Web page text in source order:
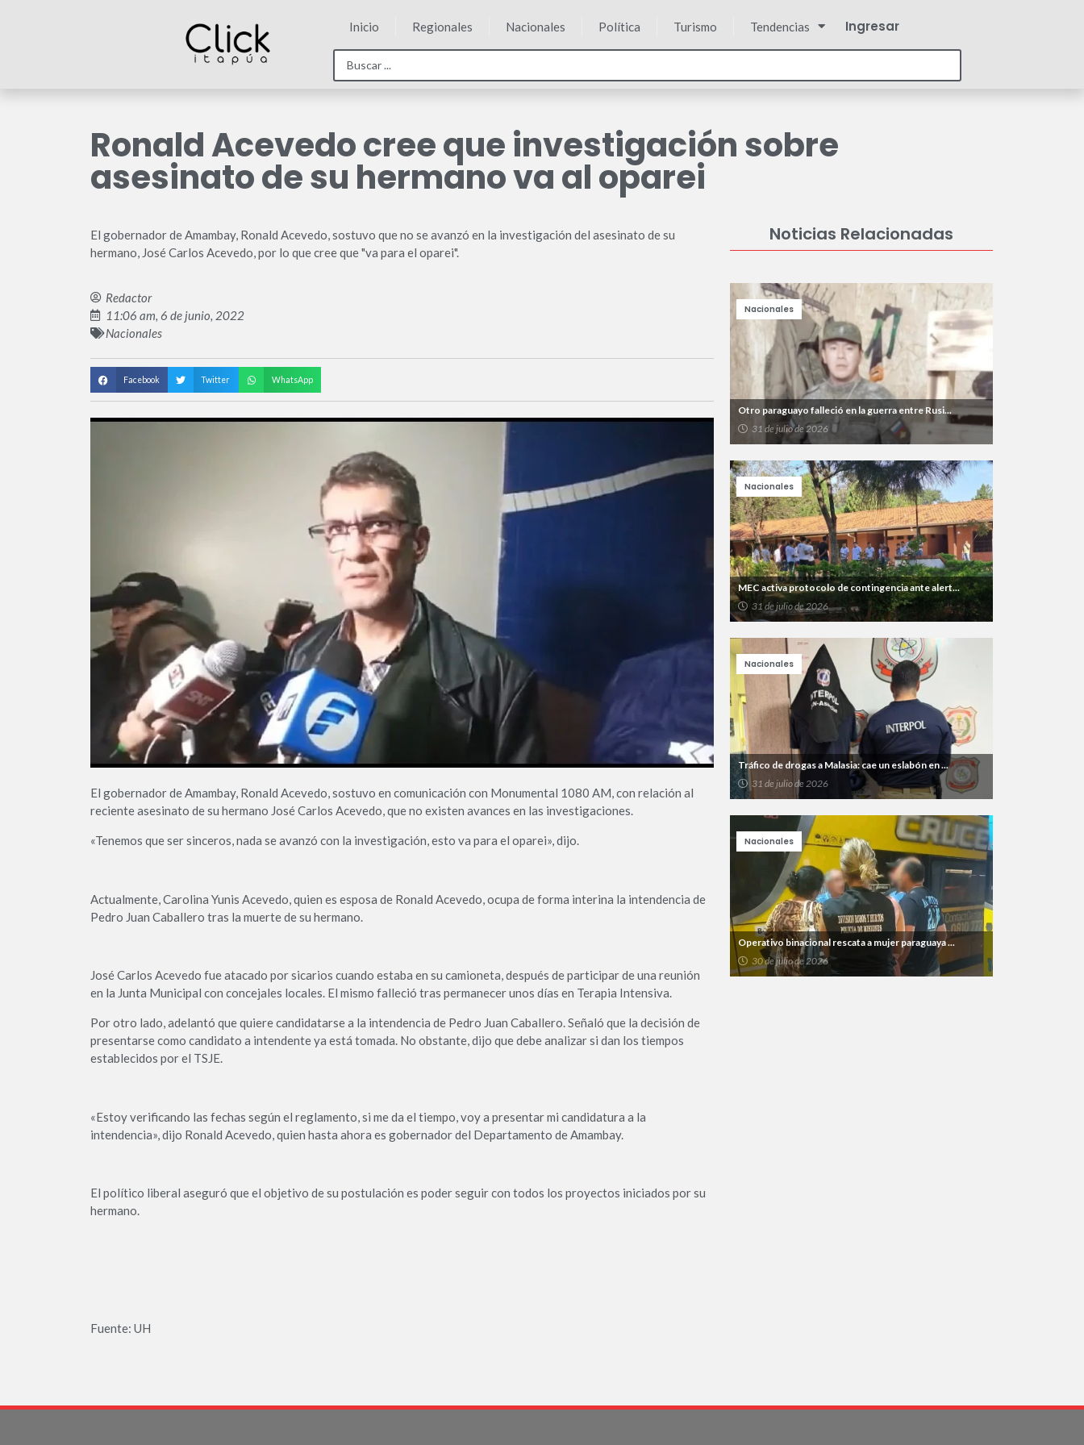
Inicio Regionales Nacionales Política Turismo Tendencias Ingresar
Ronald Acevedo cree que investigación sobre
asesinato de su hermano va al oparei
El gobernador de Amambay, Ronald Acevedo, sostuvo que no se avanzó en la investigación del asesinato de su
hermano, José Carlos Acevedo, por lo que cree que "va para el oparei".
Redactor
11:06 am, 6 de junio, 2022
Nacionales
Facebook Twitter WhatsApp
El gobernador de Amambay, Ronald Acevedo, sostuvo en comunicación con Monumental 1080 AM, con relación al
reciente asesinato de su hermano José Carlos Acevedo, que no existen avances en las investigaciones.
«Tenemos que ser sinceros, nada se avanzó con la investigación, esto va para el oparei», dijo.
Actualmente, Carolina Yunis Acevedo, quien es esposa de Ronald Acevedo, ocupa de forma interina la intendencia de
Pedro Juan Caballero tras la muerte de su hermano.
José Carlos Acevedo fue atacado por sicarios cuando estaba en su camioneta, después de participar de una reunión
en la Junta Municipal con concejales locales. El mismo falleció tras permanecer unos días en Terapia Intensiva.
Por otro lado, adelantó que quiere candidatarse a la intendencia de Pedro Juan Caballero. Señaló que la decisión de
presentarse como candidato a intendente ya está tomada. No obstante, dijo que debe analizar si dan los tiempos
establecidos por el TSJE.
«Estoy verificando las fechas según el reglamento, si me da el tiempo, voy a presentar mi candidatura a la
intendencia», dijo Ronald Acevedo, quien hasta ahora es gobernador del Departamento de Amambay.
El político liberal aseguró que el objetivo de su postulación es poder seguir con todos los proyectos iniciados por su
hermano.
Fuente: UH
Noticias Relacionadas
Otro paraguayo falleció en la guerra entre Rusi...
31 de julio de 2026
Nacionales
MEC activa protocolo de contingencia ante alert...
31 de julio de 2026
Nacionales
Tráfico de drogas a Malasia: cae un eslabón en ...
31 de julio de 2026
Nacionales
Operativo binacional rescata a mujer paraguaya ...
30 de julio de 2026
Nacionales